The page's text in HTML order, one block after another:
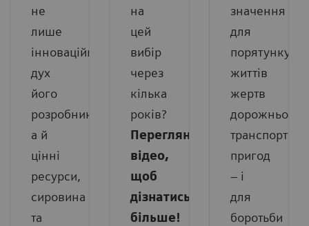
не
лише
інноваційний
дух
його
розробників,
а й
цінні
ресурси,
сировина
та
на
цей
вибір
через
кілька
років?
Перегляньте
відео,
щоб
дізнатись
більше!
значення
для
порятунку
життів
жертв
дорожньо-
транспортних
пригод
– і
для
боротьби